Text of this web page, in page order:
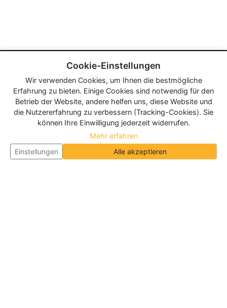
Cookie-Einstellungen
Wir verwenden Cookies, um Ihnen die bestmögliche
Erfahrung zu bieten. Einige Cookies sind notwendig für den
Betrieb der Website, andere helfen uns, diese Website und
die Nutzererfahrung zu verbessern (Tracking-Cookies). Sie
können Ihre Einwilligung jederzeit widerrufen.
Mehr erfahren
Einstellungen
Alle akzeptieren